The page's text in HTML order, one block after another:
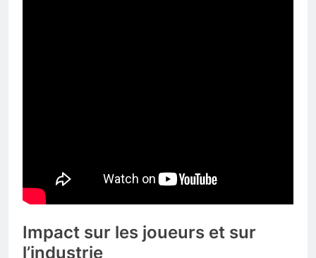
Impact sur les joueurs et sur
l’industrie